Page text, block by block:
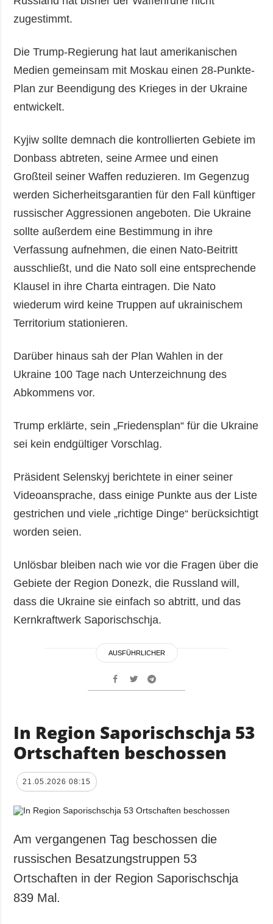
zugestimmt.
Die Trump-Regierung hat laut amerikanischen
Medien gemeinsam mit Moskau einen 28-Punkte-
Plan zur Beendigung des Krieges in der Ukraine
entwickelt.
Kyjiw sollte demnach die kontrollierten Gebiete im
Donbass abtreten, seine Armee und einen
Großteil seiner Waffen reduzieren. Im Gegenzug
werden Sicherheitsgarantien für den Fall künftiger
russischer Aggressionen angeboten. Die Ukraine
sollte außerdem eine Bestimmung in ihre
Verfassung aufnehmen, die einen Nato-Beitritt
ausschließt, und die Nato soll eine entsprechende
Klausel in ihre Charta eintragen. Die Nato
wiederum wird keine Truppen auf ukrainischem
Territorium stationieren.
Darüber hinaus sah der Plan Wahlen in der
Ukraine 100 Tage nach Unterzeichnung des
Abkommens vor.
Trump erklärte, sein „Friedensplan“ für die Ukraine
sei kein endgültiger Vorschlag.
Präsident Selenskyj berichtete in einer seiner
Videoansprache, dass einige Punkte aus der Liste
gestrichen und viele „richtige Dinge“ berücksichtigt
worden seien.
Unlösbar bleiben nach wie vor die Fragen über die
Gebiete der Region Donezk, die Russland will,
dass die Ukraine sie einfach so abtritt, und das
Kernkraftwerk Saporischschja.
AUSFÜHRLICHER
In Region Saporischschja 53
Ortschaften beschossen
21.05.2026 08:15
Am vergangenen Tag beschossen die
russischen Besatzungstruppen 53
Ortschaften in der Region Saporischschja
839 Mal.